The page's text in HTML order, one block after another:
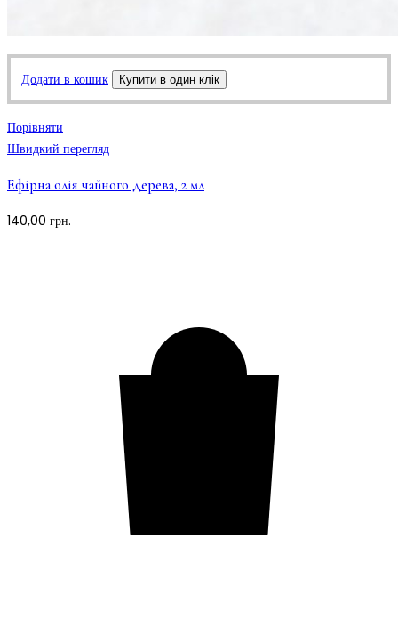
Додати в кошик Купити в один клік
Порівняти
Швидкий перегляд
Ефірна олія чайного дерева, 2 мл
140,00 грн.